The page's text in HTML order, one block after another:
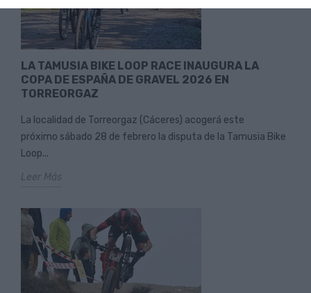
LA TAMUSIA BIKE LOOP RACE INAUGURA LA
COPA DE ESPAÑA DE GRAVEL 2026 EN
TORREORGAZ
La localidad de Torreorgaz (Cáceres) acogerá este
próximo sábado 28 de febrero la disputa de la Tamusia Bike
Loop...
Leer Más